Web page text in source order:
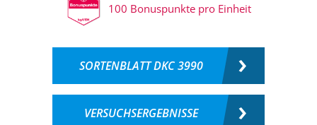
100 Bonuspunkte pro Einheit
SORTENBLATT DKC 3990
VERSUCHSERGEBNISSE